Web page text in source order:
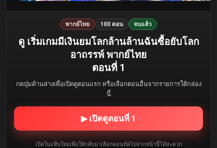
พากย์ไทย 100 ตอน จบแล้ว
ดู เริ่มเกมมีเงินยมโลกล้านล้านฉันซื้อยับโลก
อาถรรพ์ พากย์ไทย
ตอนที่ 1
กดปุ่มด้านล่างเพื่อเปิดดูตอนแรก หรือเลือกตอนอื่นจากรายการใต้กล่อง
นี้
▶ เปิดดูตอนที่ 1
เปิดในแท็บใหม่เพื่อให้กลับมาเลือกตอนถัดไปจากหน้านี้ได้สะดวก